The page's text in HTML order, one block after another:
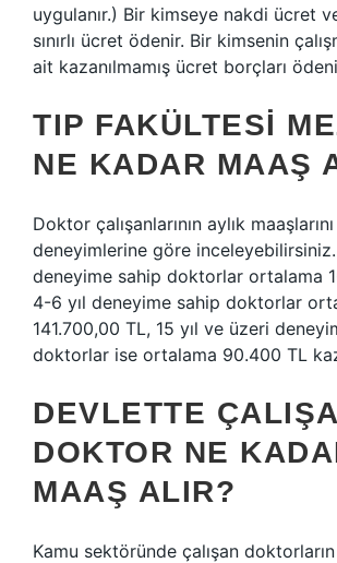
uygulanır.) Bir kimseye nakdi ücret
sınırlı ücret ödenir. Bir kimsenin
ait kazanılmamış ücret borçları
TIP FAKÜLTESI
NE KADAR MAAŞ
Doktor çalışanlarının aylık
deneyimlerine göre inceleyebilirsiniz.
deneyime sahip doktorlar ortalama
4-6 yıl deneyime sahip doktorlar
141.700,00 TL, 15 yıl ve üzeri
doktorlar ise ortalama 90.400 TL
DEVLETTE
DOKTOR NE
MAAŞ ALIR?
Kamu sektöründe çalışan doktorların